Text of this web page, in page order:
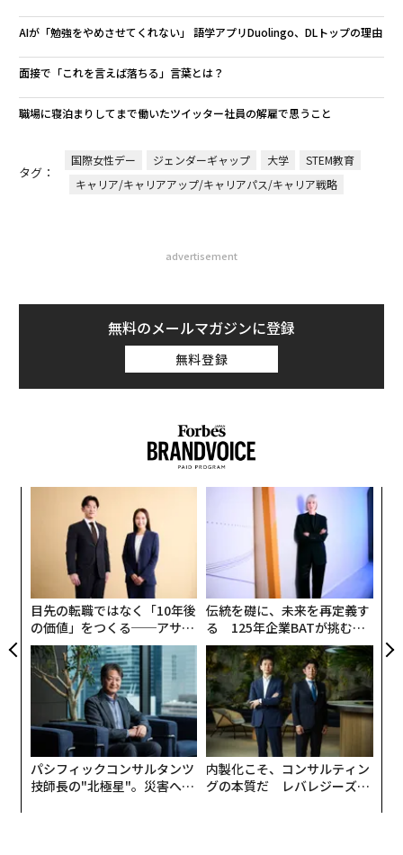
AIが「勉強をやめさせてくれない」 語学アプリDuolingo、DLトップの理由
面接で「これを言えば落ちる」言葉とは？
職場に寝泊まりしてまで働いたツイッター社員の解雇で思うこと
タグ：
国際女性デー ジェンダーギャップ 大学
STEM教育
キャリア/キャリアアップ/キャリアパス/キャリア戦略
advertisement
無料のメールマガジンに登録
無料登録
目先の転職ではなく「10年後
の価値」をつくる──アサイ
ンの長期伴走型支援とは
伝統を礎に、未来を再定義す
る 125年企業BATが挑むス
モークレスな未来
パシフィックコンサルタンツ
技師長の"北極星"。災害への
内製化こそ、コンサルティン
グの本質だ レバレジーズが